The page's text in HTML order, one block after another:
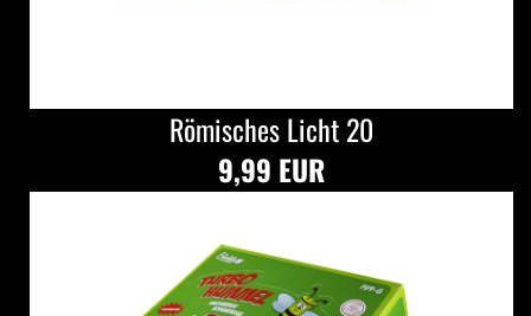
Römisches Licht 20
9,99 EUR